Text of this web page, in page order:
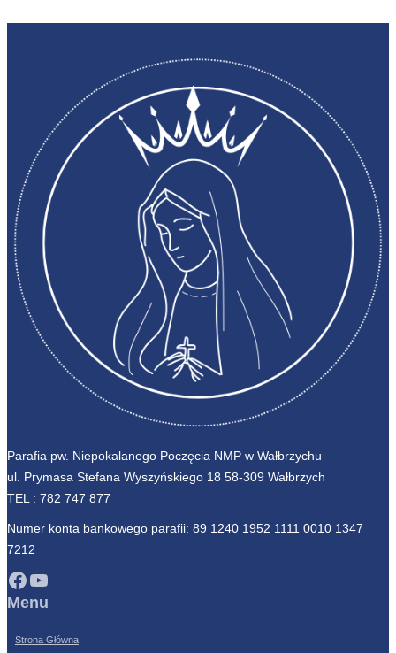
Parafia pw. Niepokalanego Poczęcia NMP w Wałbrzychu
ul. Prymasa Stefana Wyszyńskiego 18 58-309 Wałbrzych
TEL : 782 747 877
Numer konta bankowego parafii: 89 1240 1952 1111 0010 1347
7212
Facebook YouTube
Menu
Strona Główna